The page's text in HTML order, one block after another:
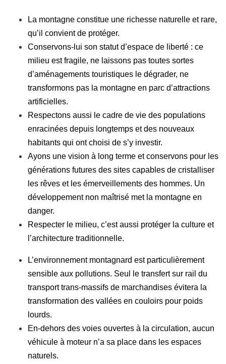
La montagne constitue une richesse naturelle et rare,
qu’il convient de protéger.
Conservons-lui son statut d’espace de liberté : ce
milieu est fragile, ne laissons pas toutes sortes
d’aménagements touristiques le dégrader, ne
transformons pas la montagne en parc d’attractions
artificielles.
Respectons aussi le cadre de vie des populations
enracinées depuis longtemps et des nouveaux
habitants qui ont choisi de s’y investir.
Ayons une vision à long terme et conservons pour les
générations futures des sites capables de cristalliser
les rêves et les émerveillements des hommes. Un
développement non maîtrisé met la montagne en
danger.
Respecter le milieu, c’est aussi protéger la culture et
l’architecture traditionnelle.
L’environnement montagnard est particulièrement
sensible aux pollutions. Seul le transfert sur rail du
transport trans-massifs de marchandises évitera la
transformation des vallées en couloirs pour poids
lourds.
En-dehors des voies ouvertes à la circulation, aucun
véhicule à moteur n’a sa place dans les espaces
naturels.